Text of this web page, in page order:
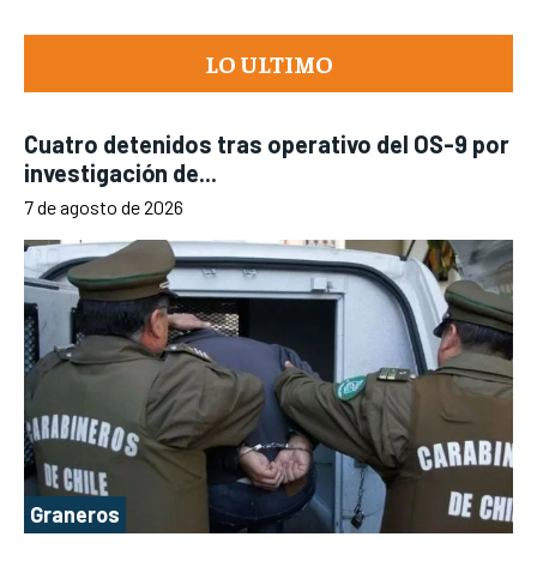
LO ULTIMO
Cuatro detenidos tras operativo del OS-9 por
investigación de...
7 de agosto de 2026
Graneros